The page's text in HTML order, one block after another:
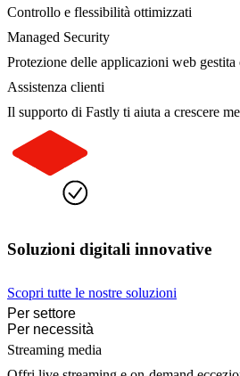
Controllo e flessibilità ottimizzati
Managed Security
Protezione delle applicazioni web gestita
Assistenza clienti
Il supporto di Fastly ti aiuta a crescere
Soluzioni digitali innovative
Scopri tutte le nostre soluzioni
Per settore
Per necessità
Streaming media